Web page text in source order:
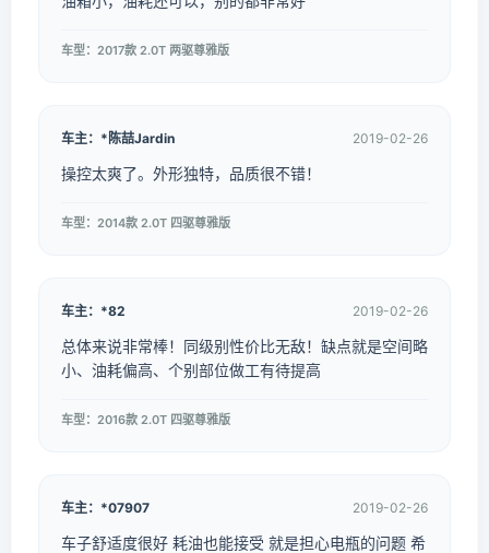
车型：2017款 2.0T 两驱尊雅版
车主：*陈喆Jardin 2019-02-26
操控太爽了。外形独特，品质很不错！
车型：2014款 2.0T 四驱尊雅版
车主：*82 2019-02-26
总体来说非常棒！同级别性价比无敌！缺点就是空间略
小、油耗偏高、个别部位做工有待提高
车型：2016款 2.0T 四驱尊雅版
车主：*07907 2019-02-26
车子舒适度很好 耗油也能接受 就是担心电瓶的问题 希